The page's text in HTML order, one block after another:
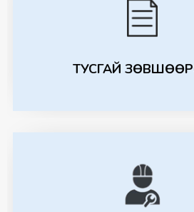
ТУСГАЙ